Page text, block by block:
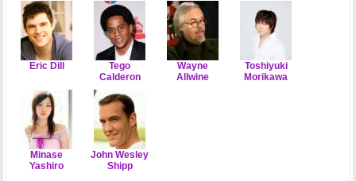
Eric Dill
Tego
Calderon
Wayne
Allwine
Toshiyuki
Morikawa
Minase
Yashiro
John Wesley
Shipp